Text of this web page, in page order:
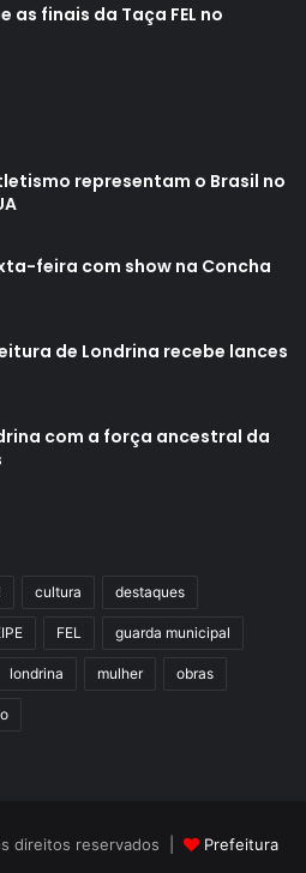
as finais da Taça FEL no
representam o Brasil no
feira com show na Concha
de Londrina recebe lances
com a força ancestral da
cultura destaques
FEL guarda municipal
londrina mulher obras
direitos reservados |
Prefeitura